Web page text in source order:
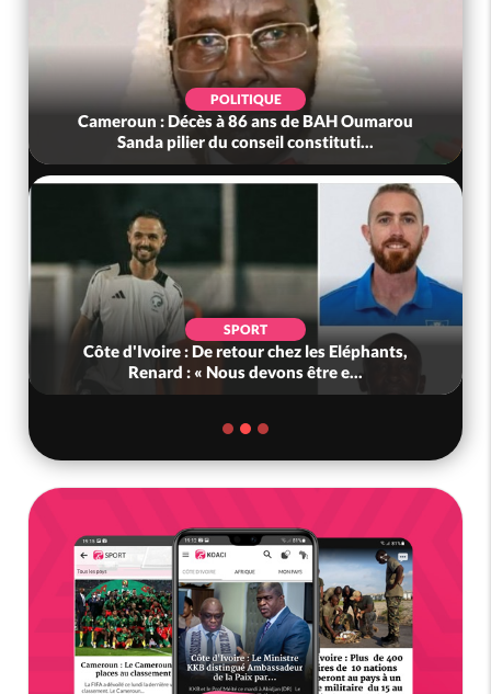
POLITIQUE
Cameroun : Décès à 86 ans de BAH Oumarou
Sanda pilier du conseil constituti...
SPORT
Côte d'Ivoire : De retour chez les Eléphants,
Renard : « Nous devons être e...